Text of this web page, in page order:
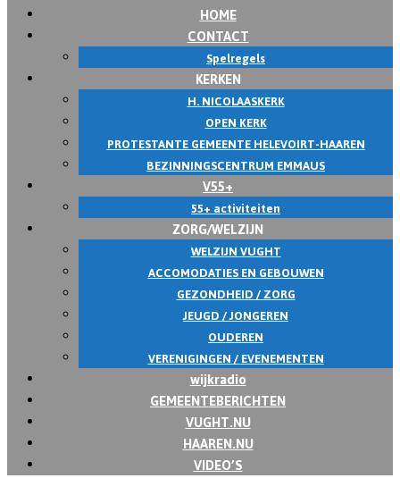
HOME
CONTACT
Spelregels
KERKEN
H. NICOLAASKERK
OPEN KERK
PROTESTANTE GEMEENTE HELEVOIRT-HAAREN
BEZINNINGSCENTRUM EMMAUS
V55+
55+ activiteiten
ZORG/WELZIJN
WELZIJN VUGHT
ACCOMODATIES EN GEBOUWEN
GEZONDHEID / ZORG
JEUGD / JONGEREN
OUDEREN
VERENIGINGEN / EVENEMENTEN
wijkradio
GEMEENTEBERICHTEN
VUGHT.NU
HAAREN.NU
VIDEO’S